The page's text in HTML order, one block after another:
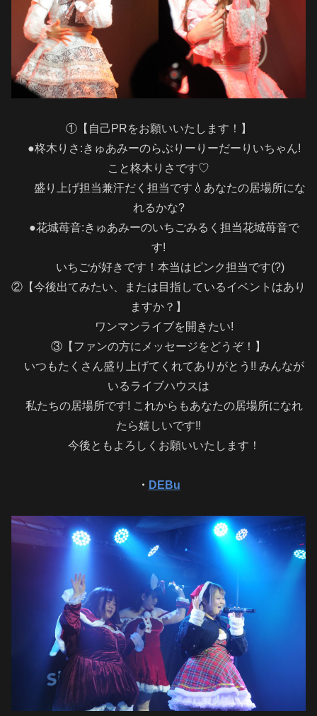
①【自己PRをお願いいたします！】
●柊木りさ:きゅあみーのらぶりーりーだーりいちゃん!
こと柊木りさです♡
盛り上げ担当兼汗だく担当です💧‬あなたの居場所にな
れるかな?
●花城苺音:きゅあみーのいちごみるく担当花城苺音で
す!
いちごが好きです！本当はピンク担当です(?)
②【今後出てみたい、または目指しているイベントはあり
ますか？】
ワンマンライブを開きたい!
③【ファンの方にメッセージをどうぞ！】
いつもたくさん盛り上げてくれてありがとう!! みんなが
いるライブハウスは
私たちの居場所です! これからもあなたの居場所になれ
たら嬉しいです!!
今後ともよろしくお願いいたします！
・ DEBu